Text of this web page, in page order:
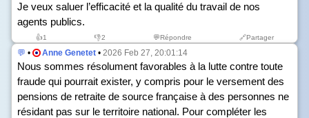
Je veux saluer l’efficacité et la qualité du travail de nos
agents publics.
👍1 👎2 💬Répondre 🔗Partager
💬 • Anne Genetet • 2026 Feb 27, 20:01:14
Nous sommes résolument favorables à la lutte contre toute
fraude qui pourrait exister, y compris pour le versement des
pensions de retraite de source française à des personnes ne
résidant pas sur le territoire national. Pour compléter les